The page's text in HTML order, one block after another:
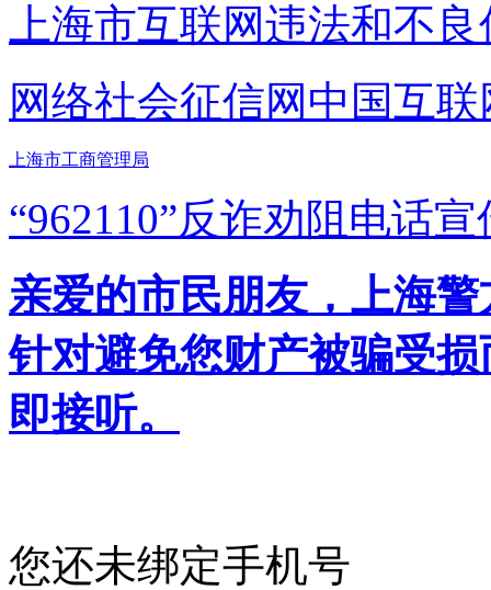
上海市互联网违法和不
网络社会征信网 中国互
上海市工商管理局
“962110”反诈劝阻电话宣
亲爱的市民朋友，上海
针对避免您财产被骗受
即接听。
您还未绑定手机号